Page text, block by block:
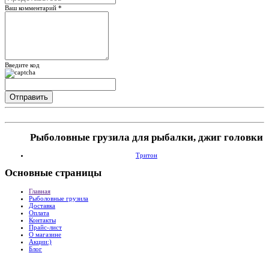
Ваш комментарий *
Введите код
Рыболовные грузила для рыбалки, джиг головки
Тритон
Основные страницы
Главная
Рыболовные грузила
Доставка
Оплата
Контакты
Прайс-лист
О магазине
Акции:)
Блог